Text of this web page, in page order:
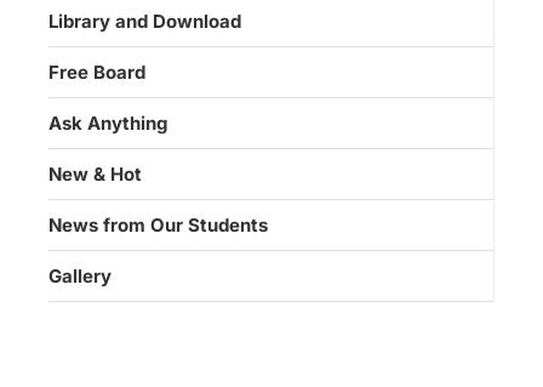
Library and Download
Free Board
Ask Anything
New & Hot
News from Our Students
Gallery